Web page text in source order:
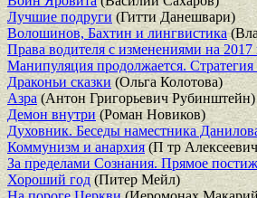
Лучшие подруги (Гитти Данешвари)
Волошинов, Бахтин и лингвистика
Права водителя с изменениями на
Манипуляция продолжается. Стратегия
Драконьи сказки(Ольга Колотова)
Азра (Антон Григорьевич Рубинштейн)
Демон внутри(Роман Новиков)
Духовник. Беседы наместника
Коммунизм и анархия(П тр
За пределами Сознания. Прямое
Хороший год(Питер Мейл)